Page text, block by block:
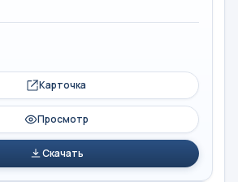
Карточка
Просмотр
Скачать